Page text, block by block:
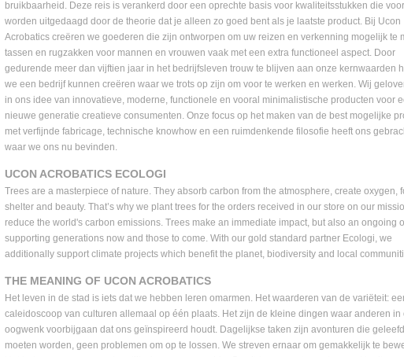
bruikbaarheid. Deze reis is verankerd door een oprechte basis voor kwaliteitsstukken die
worden uitgedaagd door de theorie dat je alleen zo goed bent als je laatste product. Bij Ucon
Acrobatics creëren we goederen die zijn ontworpen om uw reizen en verkenning mogelijk te
tassen en rugzakken voor mannen en vrouwen vaak met een extra functioneel aspect. Door
gedurende meer dan vijftien jaar in het bedrijfsleven trouw te blijven aan onze kernwaarden
we een bedrijf kunnen creëren waar we trots op zijn om voor te werken en werken. Wij
in ons idee van innovatieve, moderne, functionele en vooral minimalistische producten voor
nieuwe generatie creatieve consumenten. Onze focus op het maken van de best mogelijke
met verfijnde fabricage, technische knowhow en een ruimdenkende filosofie heeft ons
waar we ons nu bevinden.
UCON ACROBATICS ECOLOGI
Trees are a masterpiece of nature. They absorb carbon from the atmosphere, create oxygen,
shelter and beauty. That’s why we plant trees for the orders received in our store on our
reduce the world's carbon emissions. Trees make an immediate impact, but also an ongoing
supporting generations now and those to come. With our gold standard partner Ecologi, we
additionally support climate projects which benefit the planet, biodiversity and local
THE MEANING OF UCON ACROBATICS
Het leven in de stad is iets dat we hebben leren omarmen. Het waarderen van de variëteit:
caleidoscoop van culturen allemaal op één plaats. Het zijn de kleine dingen waar anderen in
oogwenk voorbijgaan dat ons geïnspireerd houdt. Dagelijkse taken zijn avonturen die geleefd
moeten worden, geen problemen om op te lossen. We streven ernaar om gemakkelijk te